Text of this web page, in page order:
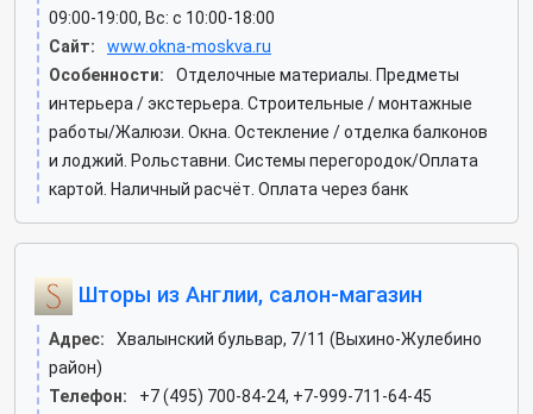
09:00-19:00, Вс: c 10:00-18:00
Сайт:
www.okna-moskva.ru
Особенности:
Отделочные материалы. Предметы
интерьера / экстерьера. Строительные / монтажные
работы/Жалюзи. Окна. Остекление / отделка балконов
и лоджий. Рольставни. Системы перегородок/Оплата
картой. Наличный расчёт. Оплата через банк
Шторы из Англии, салон-магазин
Адрес:
Хвалынский бульвар, 7/11 (Выхино-Жулебино
район)
Телефон:
+7 (495) 700-84-24, +7-999-711-64-45